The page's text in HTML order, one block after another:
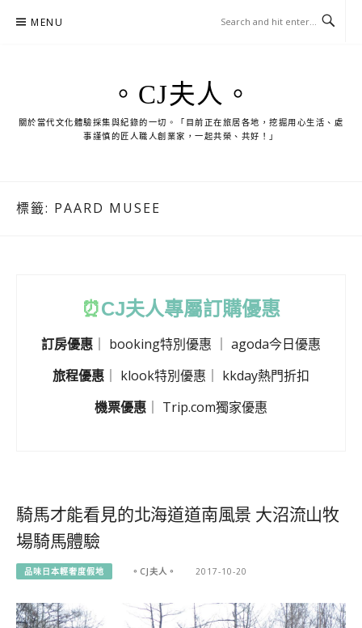
MENU
。CJ夫人。
關於當代文化體驗採集與紀錄的一切。「目前正在旅居各地，挖掘用心生活、處
事謹慎的匠人職人創業家，一起共榮、共好！」
標籤: PAARD MUSEE
⏰CJ夫人專屬訂購優惠
訂房優惠 booking特別優惠
agoda今日優惠
旅程優惠
klook特別優惠
kkday熱門折扣
機票優惠
Trip.com獨家優惠
騎馬才能看見的北海道道南風景 大沼流山牧
場騎馬體驗
品味日本輕奢度假地 。CJ夫人。 2017-10-20